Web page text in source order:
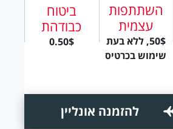
השתתפות
עצמית
50$, ללא בעת
שימוש בכרטיס
ביטוח
כבודהת
0.50$
להזמנה אונליין